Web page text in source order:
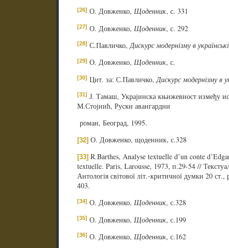
[26] О. Довженко, Щоденник, с. 331
[27] О. Довженко, Щоденник, с. 292
[28] С.Павличко,Дискурс модернізму в
[29] О. Довженко, Щоденник, с.
[30] Цит. за: С.Павличко,Дискурс модернізму в
[31] Ј. Тамаш, Украјинска књижевност између
М.Стојнић, Руски авангардни
роман, Београд, 1995.
[32]О. Довженко, щоденник, с.328
[33]R.Barthes, Analyse textuelle d’un conte
textuelle. Paris, Larousse, 1973, п.29-54 //
Антологія світової літ.-критичної думки 20
403.
[34] О. Довженко, Щоденник, с.328
[35] О. Довженко, Щоденник, с.199
[36] О. Довженко, Щоденник, с.162